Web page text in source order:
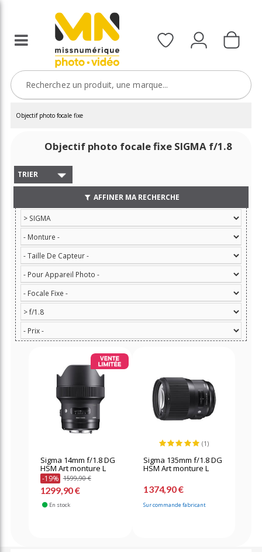
Objectif photo focale fixe
Objectif photo focale fixe SIGMA f/1.8
TRIER
AFFINER MA RECHERCHE
Sigma 14mm f/1.8 DG
HSM Art monture L
-19% 1599,90 €
1299,90 €
En stock
(1)
Sigma 135mm f/1.8 DG
HSM Art monture L
1374,90 €
Sur commande fabricant